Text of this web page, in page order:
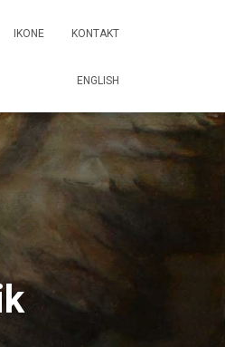
IKONE KONTAKT
ENGLISH